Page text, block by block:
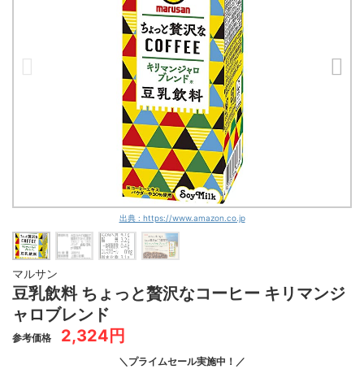
出典 : https://www.amazon.co.jp
マルサン
豆乳飲料 ちょっと贅沢なコーヒー キリマンジ
ャロブレンド
参考価格 2,324円
＼プライムセール実施中！／